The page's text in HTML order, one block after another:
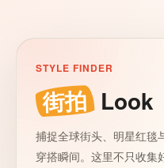
STYLE FINDER
街拍 Look
捕捉全球街头、明星红毯
穿搭瞬间。这里不只收集